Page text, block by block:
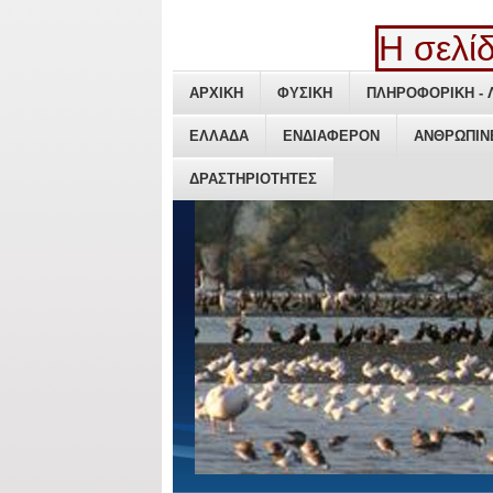
ΑΡΧΙΚΗ ΦΥΣΙΚΗ ΠΛΗΡΟΦΟΡΙΚΗ -
ΕΛΛΑΔΑ ΕΝΔΙΑΦΕΡΟΝ
ΔΡΑΣΤΗΡΙΟΤΗΤΕΣ
ΑΡΧΙΚΗ ΦΥΣΙΚΗ ΠΛΗΡΟΦΟΡΙΚΗ -
ΕΛΛΑΔΑ ΕΝΔΙΑΦΕΡΟΝ
ΔΡΑΣΤΗΡΙΟΤΗΤΕΣ
Η